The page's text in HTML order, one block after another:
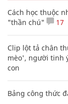
Cách học thuộc
"thần chú"
17
Clip lột tả chân
mèo', người tinh
con
Bảng công thức